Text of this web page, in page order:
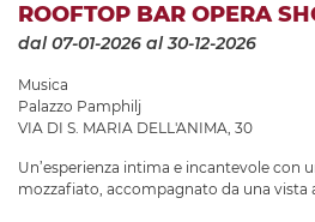
ROOFTOP BAR OPERA
dal 07-01-2026 al 30-12-2026
Musica
Palazzo Pamphilj
VIA DI S. MARIA DELL'ANIMA, 30
Un’esperienza intima e incantevole con
mozzafiato, accompagnato da una vista